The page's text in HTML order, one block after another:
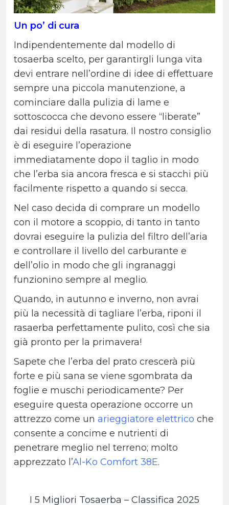
Un po’ di cura
Indipendentemente dal modello di
tosaerba scelto, per garantirgli lunga vita
devi entrare nell’ordine di idee di effettuare
sempre una piccola manutenzione, a
cominciare dalla pulizia di lame e
sottoscocca che devono essere “liberate”
dai residui della rasatura. Il nostro consiglio
è di eseguire l’operazione
immediatamente dopo il taglio in modo
che l’erba sia ancora fresca e si stacchi più
facilmente rispetto a quando si secca.
Nel caso decida di comprare un modello
con il motore a scoppio, di tanto in tanto
dovrai eseguire la pulizia del filtro dell’aria
e controllare il livello del carburante e
dell’olio in modo che gli ingranaggi
funzionino sempre al meglio.
Quando, in autunno e inverno, non avrai
più la necessità di tagliare l’erba, riponi il
rasaerba perfettamente pulito, così che sia
già pronto per la primavera!
Sapete che l’erba del prato crescerà più
forte e più sana se viene sgombrata da
foglie e muschi periodicamente? Per
eseguire questa operazione occorre un
attrezzo come un arieggiatore elettrico che
consente a concime e nutrienti di
penetrare meglio nel terreno; molto
apprezzato l’Al-Ko Comfort 38E.
I 5 Migliori Tosaerba – Classifica 2025